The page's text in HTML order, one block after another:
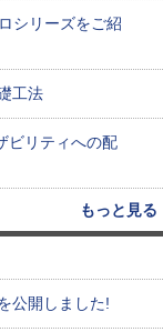
シリーズをご紹
工法
ビリティへの配
もっと見る
公開しました!